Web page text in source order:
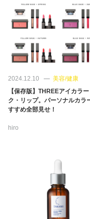
2024.12.10
美容/健康
【保存版】THREEアイカラ
ク・リップ。パーソナルカラ
すすめ全部見せ！
hiro